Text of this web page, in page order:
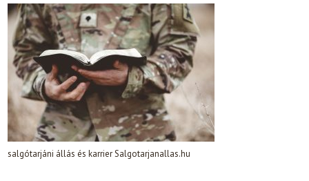
salgótarjáni állás és karrier Salgotarjanallas.hu